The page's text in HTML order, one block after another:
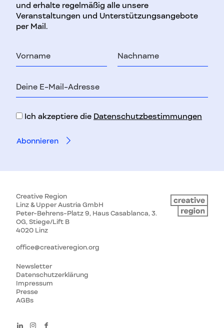
und erhalte regelmäßig alle unsere
Veranstaltungen und Unterstützungsangebote
per Mail.
Nachname
Mail-
Ich akzeptiere die Datenschutzbestimmungen
Creative Region
Linz & Upper Austria GmbH
Peter-Behrens-Platz 9, Haus Casablanca, 3.
OG, Stiege/Lift B
4020 Linz
office@creativeregion.org
Newsletter
Datenschutzerklärung
Impressum
Presse
AGBs